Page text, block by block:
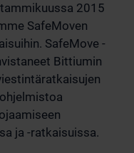
2015
SafeMoven
SafeMove -
Bittiumin
ja -ratkaisuissa.